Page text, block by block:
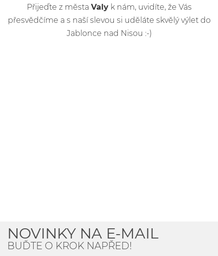
Přijeďte z města Valyk nám, uvidíte, že Vás
přesvědčíme a s naší slevou si uděláte skvělý výlet do
Jablonce nad Nisou :-)
NOVINKY NA E-MAIL
BUĎTE O KROK NAPŘED!